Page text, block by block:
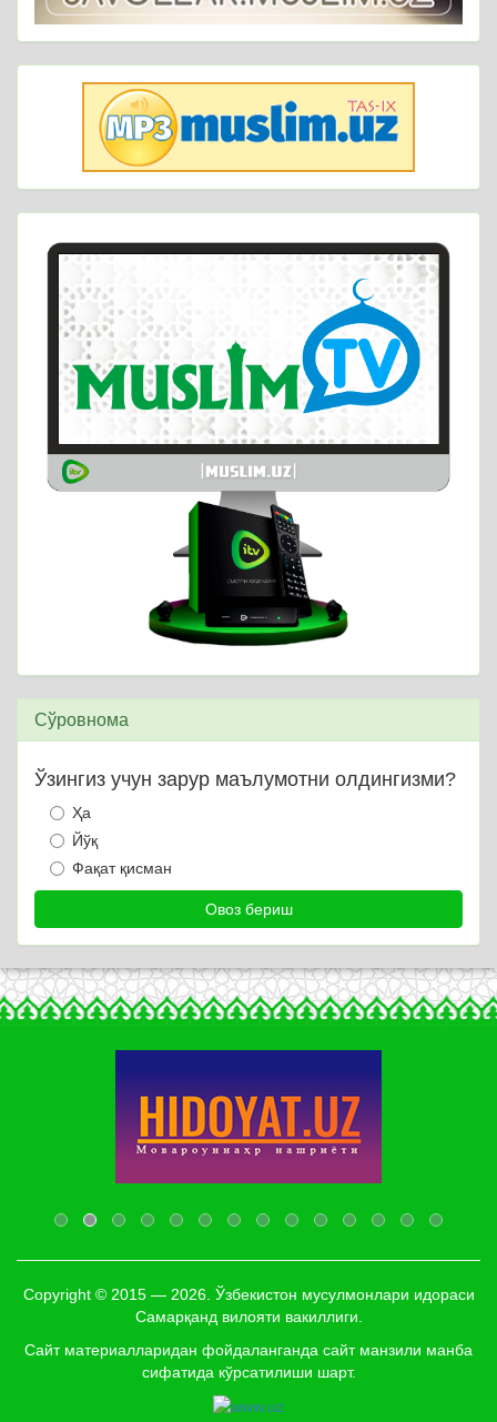
Сўровнома
Ўзингиз учун зарур маълумотни олдингизми?
Ҳа
Йўқ
Фақат қисман
Copyright © 2015 — 2026. Ўзбекистон мусулмонлари идораси
Самарқанд вилояти вакиллиги.
Сайт материалларидан фойдаланганда сайт манзили манба
сифатида кўрсатилиши шарт.